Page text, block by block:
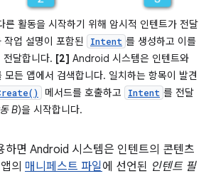
른 활동을 시작하기 위해 암시적 인텐트가 전달
작업 설명이 포함된 Intent 를 생성하고 이를
전달합니다. [2] Android 시스템은 인텐트와
모든 앱에서 검색합니다. 일치하는 항목이 발견
메서드를 호출하고 Intent 를 전달
B)을 시작합니다.
하면 Android 시스템은 인텐트의 콘텐츠
의 매니페스트 파일에 선언된 인텐트 필